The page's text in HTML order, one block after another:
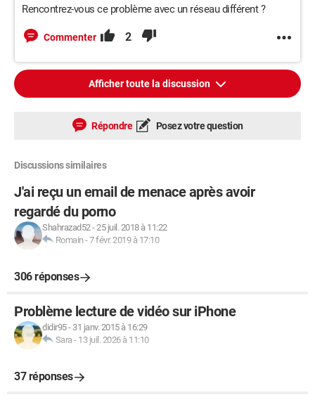
Rencontrez-vous ce problème avec un réseau différent ?
Commenter 2
Afficher toute la discussion
Répondre Posez votre question
Discussions similaires
J'ai reçu un email de menace après avoir
regardé du porno
Shahrazad52-25 juil. 2018 à 11:22
Romain-7 févr. 2019 à 17:10
306 réponses
Problème lecture de vidéo sur iPhone
didir95- 31 janv. 2015 à 16:29
Sara - 13 juil. 2026 à 11:10
37 réponses